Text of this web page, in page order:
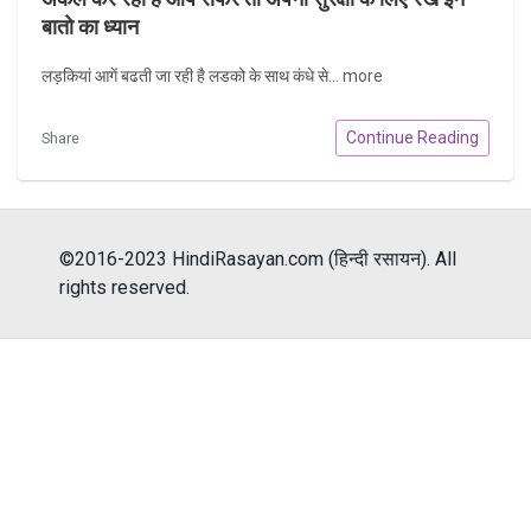
बातो का ध्यान
लड़कियां आगें बढती जा रही है लडको के साथ कंधे से... more
Share Continue Reading
©2016-2023 HindiRasayan.com (हिन्दी रसायन). All
rights reserved.